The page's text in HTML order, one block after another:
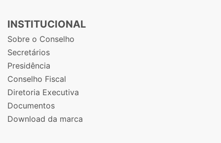
INSTITUCIONAL
Sobre o Conselho
Secretários
Presidência
Conselho Fiscal
Diretoria Executiva
Documentos
Download da marca